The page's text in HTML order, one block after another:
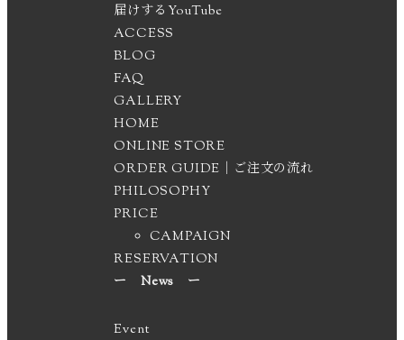
届けするYouTube
ACCESS
BLOG
FAQ
GALLERY
HOME
ONLINE STORE
ORDER GUIDE｜ご注文の流れ
PHILOSOPHY
PRICE
CAMPAIGN
RESERVATION
ー News ー
Event